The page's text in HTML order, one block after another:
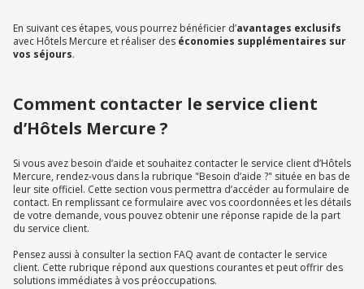
En suivant ces étapes, vous pourrez bénéficier d’avantages exclusifs
avec Hôtels Mercure et réaliser des économies supplémentaires sur
vos séjours.
Comment contacter le service client
d’Hôtels Mercure ?
Si vous avez besoin d’aide et souhaitez contacter le service client d’Hôtels
Mercure, rendez-vous dans la rubrique "Besoin d’aide ?" située en bas de
leur site officiel. Cette section vous permettra d’accéder au formulaire de
contact. En remplissant ce formulaire avec vos coordonnées et les détails
de votre demande, vous pouvez obtenir une réponse rapide de la part
du service client.
Pensez aussi à consulter la section FAQ avant de contacter le service
client. Cette rubrique répond aux questions courantes et peut offrir des
solutions immédiates à vos préoccupations.